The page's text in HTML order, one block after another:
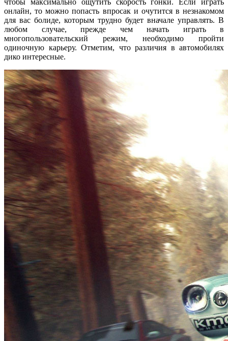
онлайн, то можно попасть впросак и очутится в незнакомом
для вас болиде, которым трудно будет вначале управлять. В
любом случае, прежде чем начать играть в
многопользовательский режим, необходимо пройти
одиночную карьеру. Отметим, что различия в автомобилях
дико интересные.